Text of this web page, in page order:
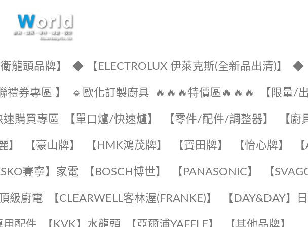
龍頭品牌】 ◆ 【ELECTROLUX 伊萊克斯(全新品出清)】 ◆
券專區 】 🔹歐化訂製廚具 🔥🔥🔥特價區🔥🔥🔥 【限量/
速購買專區 【單口爐/快速爐】 【零件/配件/調整器】 【廚
】 【豪山牌】 【HMK鴻茂牌】 【寶田牌】 ️【怡心牌】️
賽寧】家電 【BOSCH博世】 ️【PANASONIC】️ 【
級廚電 ️【CLEARWELL客林渥(FRANKE)】️ 【DAY&DAY】️
用配件 ️【KVK】水龍頭️ 【亞爾浦YAFFLE】 ️【其他品牌】️